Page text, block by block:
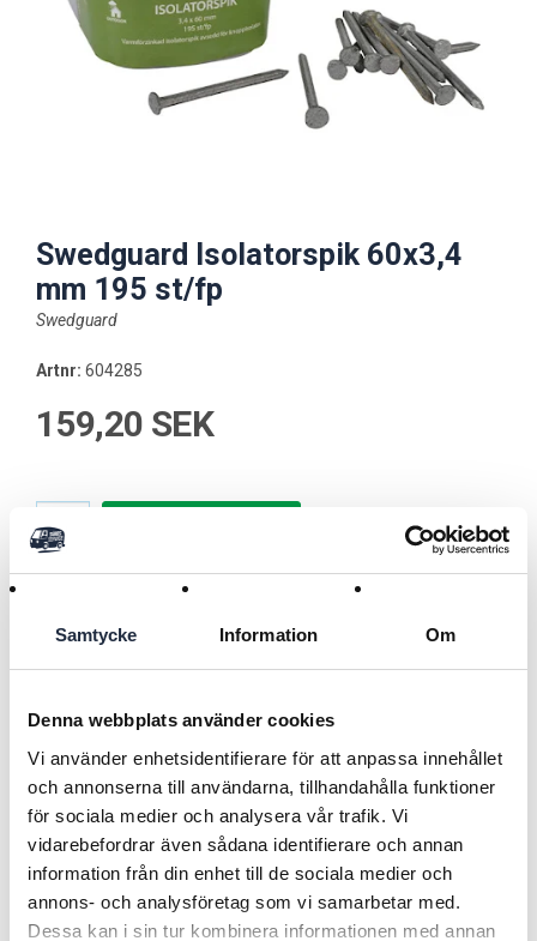
Samtycke Information Om
Denna webbplats använder cookies
Vi använder enhetsidentifierare för att anpassa innehållet
och annonserna till användarna, tillhandahålla funktioner
för sociala medier och analysera vår trafik. Vi
vidarebefordrar även sådana identifierare och annan
information från din enhet till de sociala medier och
annons- och analysföretag som vi samarbetar med.
Dessa kan i sin tur kombinera informationen med annan
Swedguard Isolatorspik 60x3,4
mm 195 st/fp
Swedguard
Artnr: 604285
159,20 SEK
Produktöversikt
Swedguard isolatorspik är en 60 mm lång spik i galvaniserat
Den är dimensionerad för att ge stabil infästning utan att
utomhusbruk. Produkten levereras i förpackning om 195 spik.
Användningsområde
Isolatorspiken används vid uppsättning av elstängsel där
isolatorer ska fästas på trästolpar. I praktiken slås spiken
genom isolatorn och in i stolpen för att skapa en stabil
infästning.
Läs mer
RELATERADE PRODUKTER